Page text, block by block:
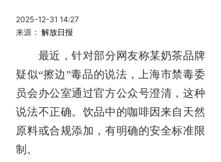
2025-12-31 14:27
来源：解放日报
最近，针对部分网友称某奶茶品牌
疑似“擦边”毒品的说法，上海市禁毒委
员会办公室通过官方公众号澄清，这种
说法不正确。饮品中的咖啡因来自天然
原料或合规添加，有明确的安全标准限
制。